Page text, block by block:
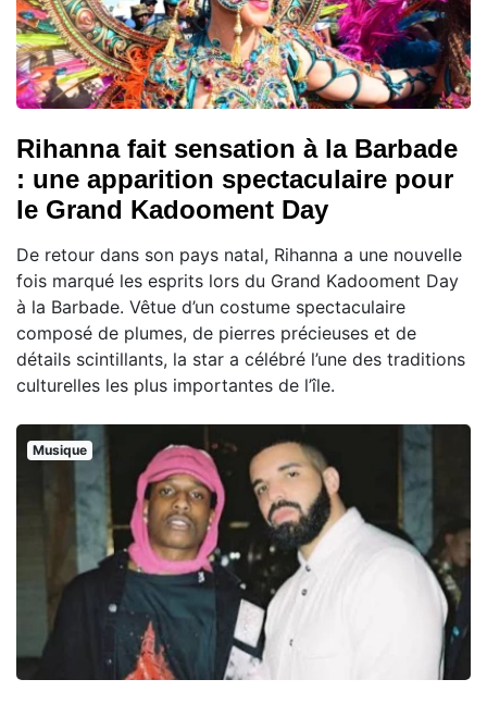
Rihanna fait sensation à la Barbade
: une apparition spectaculaire pour
le Grand Kadooment Day
De retour dans son pays natal, Rihanna a une nouvelle
fois marqué les esprits lors du Grand Kadooment Day
à la Barbade. Vêtue d’un costume spectaculaire
composé de plumes, de pierres précieuses et de
détails scintillants, la star a célébré l’une des traditions
culturelles les plus importantes de l’île.
Musique